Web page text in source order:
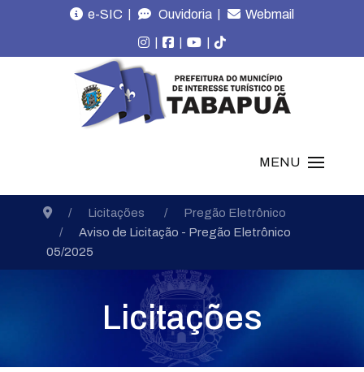
e-SIC | Ouvidoria | Webmail
| | |
MENU
Licitações
Pregão Eletrônico
Aviso de Licitação - Pregão Eletrônico
05/2025
Licitações